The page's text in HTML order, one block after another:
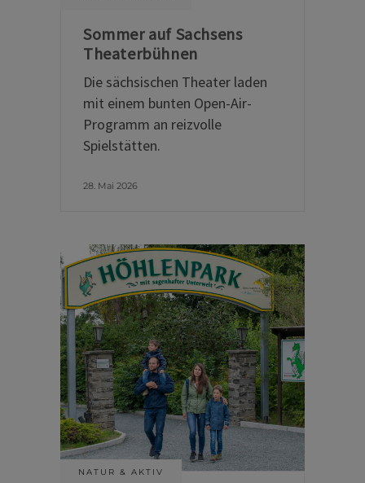
Sommer auf Sachsens
Theaterbühnen
Die sächsischen Theater laden
mit einem bunten Open-Air-
Programm an reizvolle
Spielstätten.
28. Mai 2026
NATUR & AKTIV